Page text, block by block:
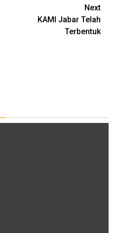
Next
KAMI Jabar Telah
Terbentuk